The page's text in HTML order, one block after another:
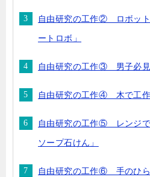
自由研究の工作② ロボット
ートロボ」
自由研究の工作③ 男子必見
自由研究の工作④ 木で工作
自由研究の工作⑤ レンジで
ソープ石けん」
自由研究の工作⑥ 手のひら